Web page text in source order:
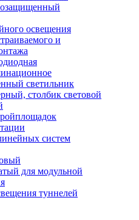
освещения
и
светильник
столбик световой
систем
для модульной
туннелей